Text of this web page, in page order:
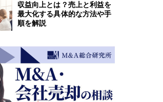
収益向上とは？売上と利益を
最大化する具体的な方法や手
順を解説